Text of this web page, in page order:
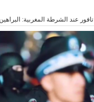
تافور عند الشرطة المغربية: